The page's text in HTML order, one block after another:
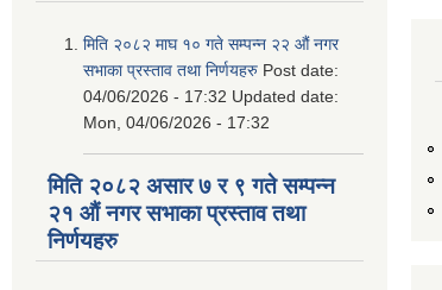
मिति २०८२ माघ १० गते सम्पन्न २२ औं नगर
सभाका प्रस्ताव तथा निर्णयहरु Post date:
04/06/2026 - 17:32 Updated date:
Mon, 04/06/2026 - 17:32
मिति २०८२ असार ७ र ९ गते सम्पन्न
२१ औं नगर सभाका प्रस्ताव तथा
निर्णयहरु